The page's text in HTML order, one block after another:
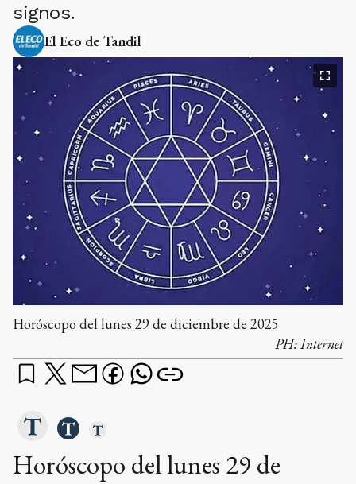
signos.
El Eco de Tandil
Horóscopo del lunes 29 de diciembre de 2025
PH:Internet
Horóscopo del lunes 29 de